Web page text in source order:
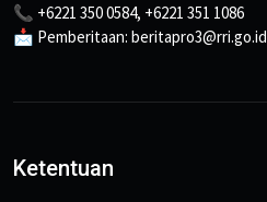
📞 +6221 350 0584, +6221 351 1086
📩 Pemberitaan: beritapro3@rri.go.id
Ketentuan